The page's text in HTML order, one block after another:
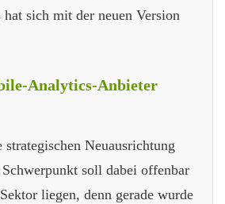
hat sich mit der neuen Version
Analytics-Anbieter
strategischen Neuausrichtung
soll dabei offenbar
liegen, denn gerade wurde